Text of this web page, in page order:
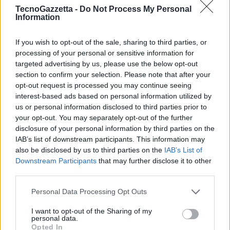
TecnoGazzetta - Do Not Process My Personal
Information
If you wish to opt-out of the sale, sharing to third parties, or
processing of your personal or sensitive information for
targeted advertising by us, please use the below opt-out
section to confirm your selection. Please note that after your
opt-out request is processed you may continue seeing
interest-based ads based on personal information utilized by
us or personal information disclosed to third parties prior to
your opt-out. You may separately opt-out of the further
disclosure of your personal information by third parties on the
IAB’s list of downstream participants. This information may
also be disclosed by us to third parties on the IAB’s List of
Downstream Participants that may further disclose it to other
Personal Data Processing Opt Outs
I want to opt-out of the Sharing of my
personal data.
Opted In
quasi 6 miliardi di dollari l’anno scorso a causa di frodi. Le
richieste di pagamento tramite bonifico bancario o criptovaluta
potrebbero rivelarsi delle truffe, a
parere dell’FBI. Fai anche